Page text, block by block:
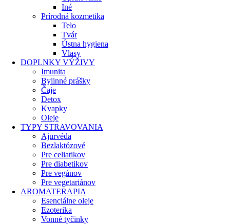
Iné
Prírodná kozmetika
Telo
Tvár
Ústna hygiena
Vlasy
DOPLNKY VÝŽIVY
Imunita
Bylinné prášky
Čaje
Detox
Kvapky
Oleje
TYPY STRAVOVANIA
Ajurvéda
Bezlaktózové
Pre celiatikov
Pre diabetikov
Pre vegánov
Pre vegetariánov
AROMATERAPIA
Esenciálne oleje
Ezoterika
Vonné tyčinky